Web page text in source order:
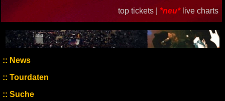
top tickets | *neu* live charts
News
Tourdaten
Suche